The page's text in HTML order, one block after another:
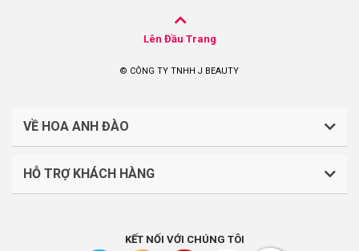
Lên Đầu Trang
© CÔNG TY TNHH J BEAUTY
VỀ HOA ANH ĐÀO
CÔNG TY TNHH J BEAUTY
HỖ TRỢ KHÁCH HÀNG
Chính sách vận chuyển, giao nhận
KẾT NỐI VỚI CHÚNG TÔI